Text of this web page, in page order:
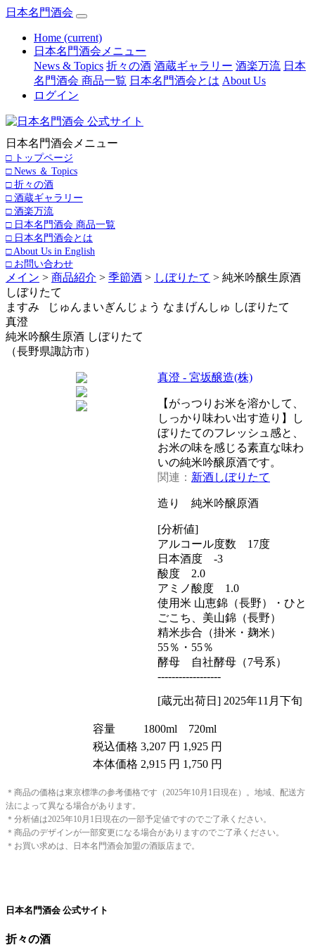
日本名門酒会
Home (current)
日本名門酒会メニュー
News & Topics 折々の酒 酒蔵ギャラリー 酒楽万流 日本
名門酒会 商品一覧 日本名門酒会とは About Us
ログイン
日本名門酒会メニュー
□ トップページ
□ News ＆ Topics
□ 折々の酒
□ 酒蔵ギャラリー
□ 酒楽万流
□ 日本名門酒会 商品一覧
□ 日本名門酒会とは
□ About Us in English
□ お問い合わせ
メイン > 商品紹介 > 季節酒 > しぼりたて > 純米吟醸生原酒
しぼりたて
ますみ じゅんまいぎんじょう なまげんしゅ しぼりたて
真澄
純米吟醸生原酒 しぼりたて
（長野県諏訪市）
真澄 - 宮坂醸造(株)
【がっつりお米を溶かして、
しっかり味わい出す造り】し
ぼりたてのフレッシュ感と、
お米の味を感じる素直な味わ
いの純米吟醸原酒です。
関連： 新酒しぼりたて
造り 純米吟醸原酒
[分析値]
アルコール度数 17度
日本酒度 -3
酸度 2.0
アミノ酸度 1.0
使用米 山恵錦（長野）・ひと
ごこち、美山錦（長野）
精米歩合（掛米・麹米）
55％・55％
酵母 自社酵母（7号系）
------------------
[蔵元出荷日] 2025年11月下旬
容量 1800ml
720ml
税込価格 3,207 円 1,925 円
本体価格 2,915 円 1,750 円
＊商品の価格は東京標準の参考価格です（2025年10月1日現在）。地域、配送方
法によって異なる場合があります。
＊分析値は2025年10月1日現在の一部予定値ですのでご了承ください。
＊商品のデザインが一部変更になる場合がありますのでご了承ください。
＊お買い求めは、日本名門酒会加盟の酒販店まで。
日本名門酒会 公式サイト
折々の酒